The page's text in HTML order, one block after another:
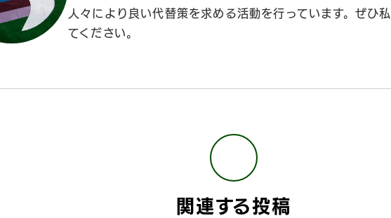
人々により良い代替策を求める活動を行っています。ぜひ
てください。
関連する投稿